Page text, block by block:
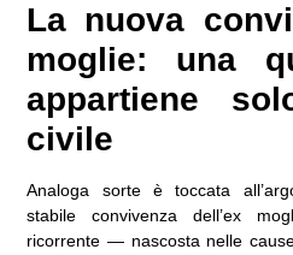
La nuova
moglie: una
appartiene
civile
Analoga sorte è toccata
stabile convivenza dell’ex
ricorrente — nascosta nelle